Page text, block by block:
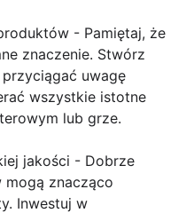
- Pamiętaj, że
znaczenie. Stwórz
uwagę
wszystkie istotne
lub grze.
jakości - Dobrze
znacząco
Inwestuj w